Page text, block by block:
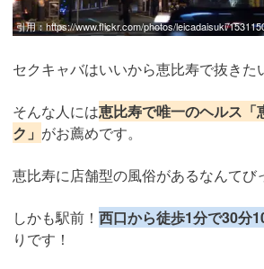
引用：https://www.flickr.com/photos/leicadaisuki/
セクキャバはいいから恵比寿で抜きた
そんな人には恵比寿で唯一のヘルス「
ク」 がお薦めです。
恵比寿に店舗型の風俗があるなんてび
しかも駅前！ 西口から徒歩1分で30分
りです！